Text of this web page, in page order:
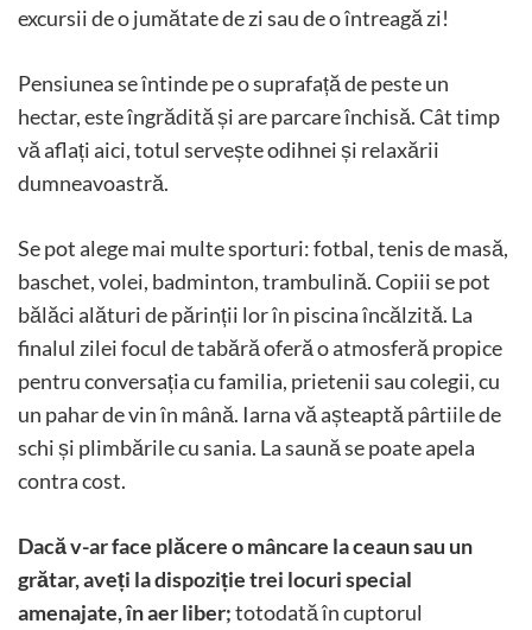
excursii de o jumătate de zi sau de o întreagă zi!
Pensiunea se întinde pe o suprafață de peste un
hectar, este îngrădită și are parcare închisă. Cât timp
vă aflați aici, totul servește odihnei și relaxării
dumneavoastră.
Se pot alege mai multe sporturi: fotbal, tenis de masă,
baschet, volei, badminton, trambulină. Copiii se pot
bălăci alături de părinții lor în piscina încălzită. La
finalul zilei focul de tabără oferă o atmosferă propice
pentru conversația cu familia, prietenii sau colegii, cu
un pahar de vin în mână. Iarna vă așteaptă pârtiile de
schi și plimbările cu sania. La saună se poate apela
contra cost.
Dacă v-ar face plăcere o mâncare la ceaun sau un
grătar, aveți la dispoziție trei locuri special
amenajate, în aer liber;totodată în cuptorul